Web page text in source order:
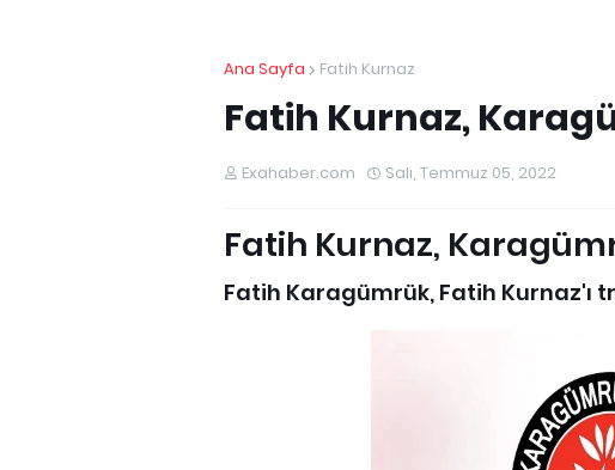
Ana Sayfa Fatih Kurnaz
Fatih Kurnaz,
Exahaber.com Salı, Temmuz 05, 2022
Fatih Kurnaz,
Fatih Karagümrük, Fatih Kurnaz'ı